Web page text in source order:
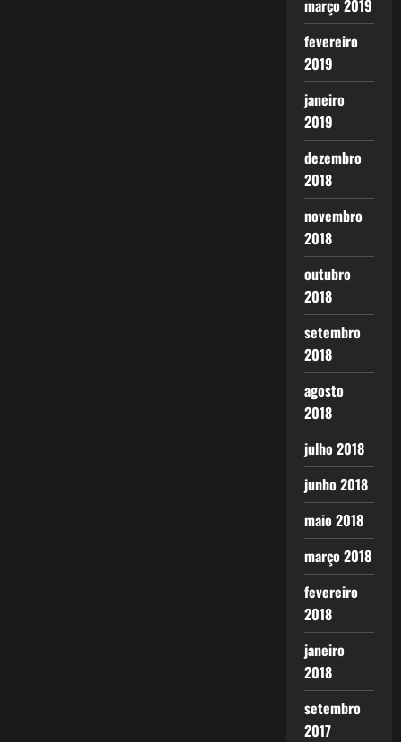
março 2019
fevereiro
2019
janeiro
2019
dezembro
2018
novembro
2018
outubro
2018
setembro
2018
agosto
2018
julho 2018
junho 2018
maio 2018
março 2018
fevereiro
2018
janeiro
2018
setembro
2017